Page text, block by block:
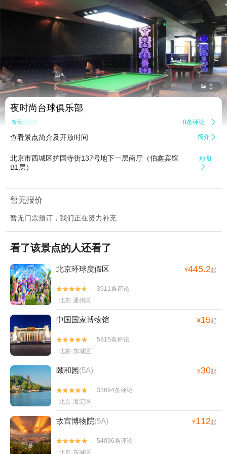
 5
夜时尚台球俱乐部
暂无点评 0条评论 
查看景点简介及开放时间 简介 
北京市西城区护国寺街137号地下一层南厅（伯鑫宾馆
B1层）
地图

暂无报价
暂无门票预订，我们正在努力补充
看了该景点的人还看了
北京环球度假区 ¥445.2起


3911条评论
北京·通州区
中国国家博物馆 ¥15起


5915条评论
北京·东城区
颐和园(5A) ¥30起


33694条评论
北京·海淀区
故宫博物院(5A) ¥112起


54096条评论
